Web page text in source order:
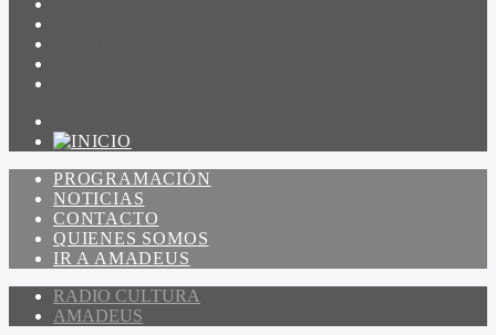
PROGRAMACIÓN
NOTICIAS
CONTACTO
QUIENES SOMOS
IR A AMADEUS
RADIO CULTURA
AMADEUS